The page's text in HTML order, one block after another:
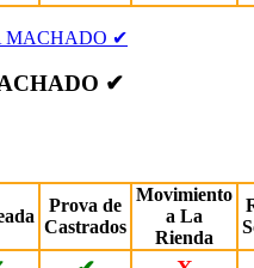
✔
Prova de
Castrados
Movimiento
a La
Rienda